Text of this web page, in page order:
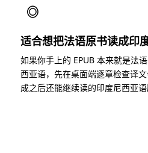
◎
适合想把法语原书读成印
如果你手上的 EPUB 本来就是法
西亚语，先在桌面端逐章检查译
成之后还能继续读的印度尼西亚语